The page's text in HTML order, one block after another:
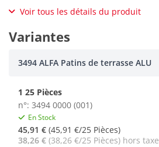
Voir tous les détails du produit
Variantes
3494 ALFA Patins de terrasse ALU
1 25 Pièces
n°: 3494 0000 (001)
En Stock
45,91 € (45,91 €/25 Pièces)
38,26 € (38,26 €/25 Pièces) hors taxe